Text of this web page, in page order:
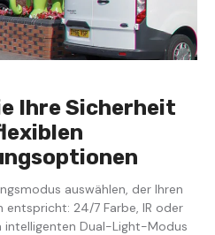
Ihre Sicherheit
auswählen, der Ihren
24/7 Farbe, IR oder
intelligenten Dual-Light-Modus